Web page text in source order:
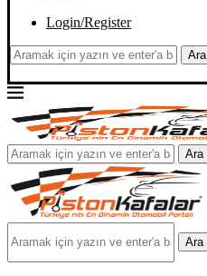
Login/Register
Ara
Ara
Ara